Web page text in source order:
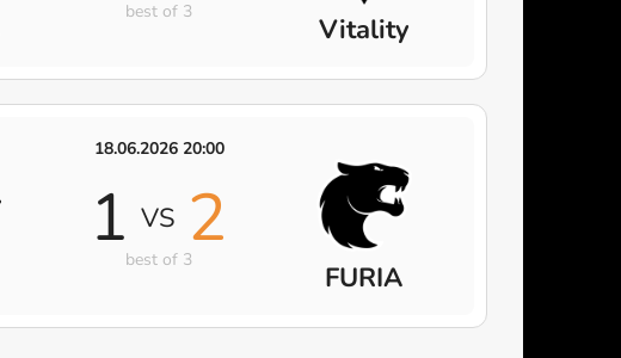
best of 3 Vitality
18.06.2026 20:00
1 VS 2
best of 3 FURIA